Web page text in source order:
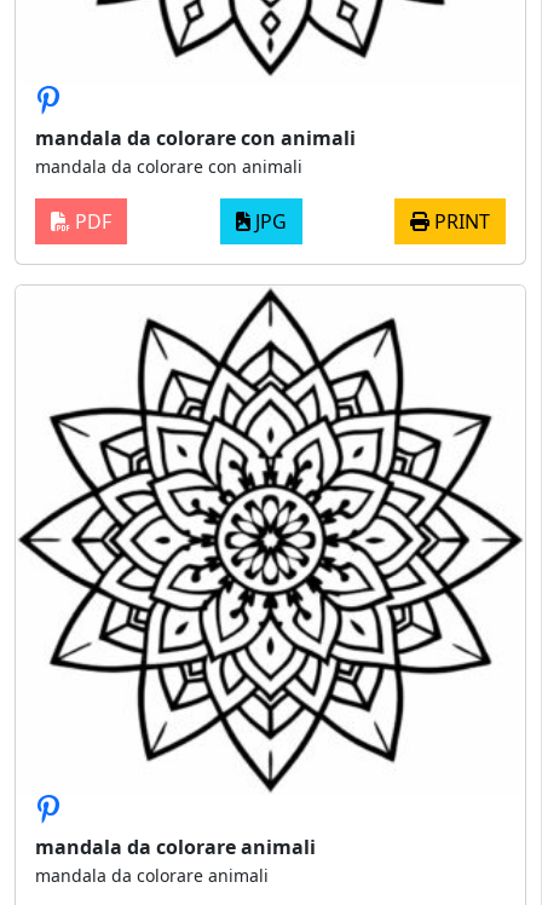
mandala da colorare con animali
mandala da colorare con animali
PDF JPG PRINT
mandala da colorare animali
mandala da colorare animali